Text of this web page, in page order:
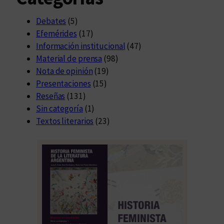
n
T
e
c
n
o
-
c
u
l
u
r
a
n
l
a
Debates (5)
Efemérides (17)
Información institucional (47)
Material de prensa (98)
Nota de opinión (19)
Presentaciones (15)
Reseñas (131)
Sin categoría (1)
Textos literarios (23)